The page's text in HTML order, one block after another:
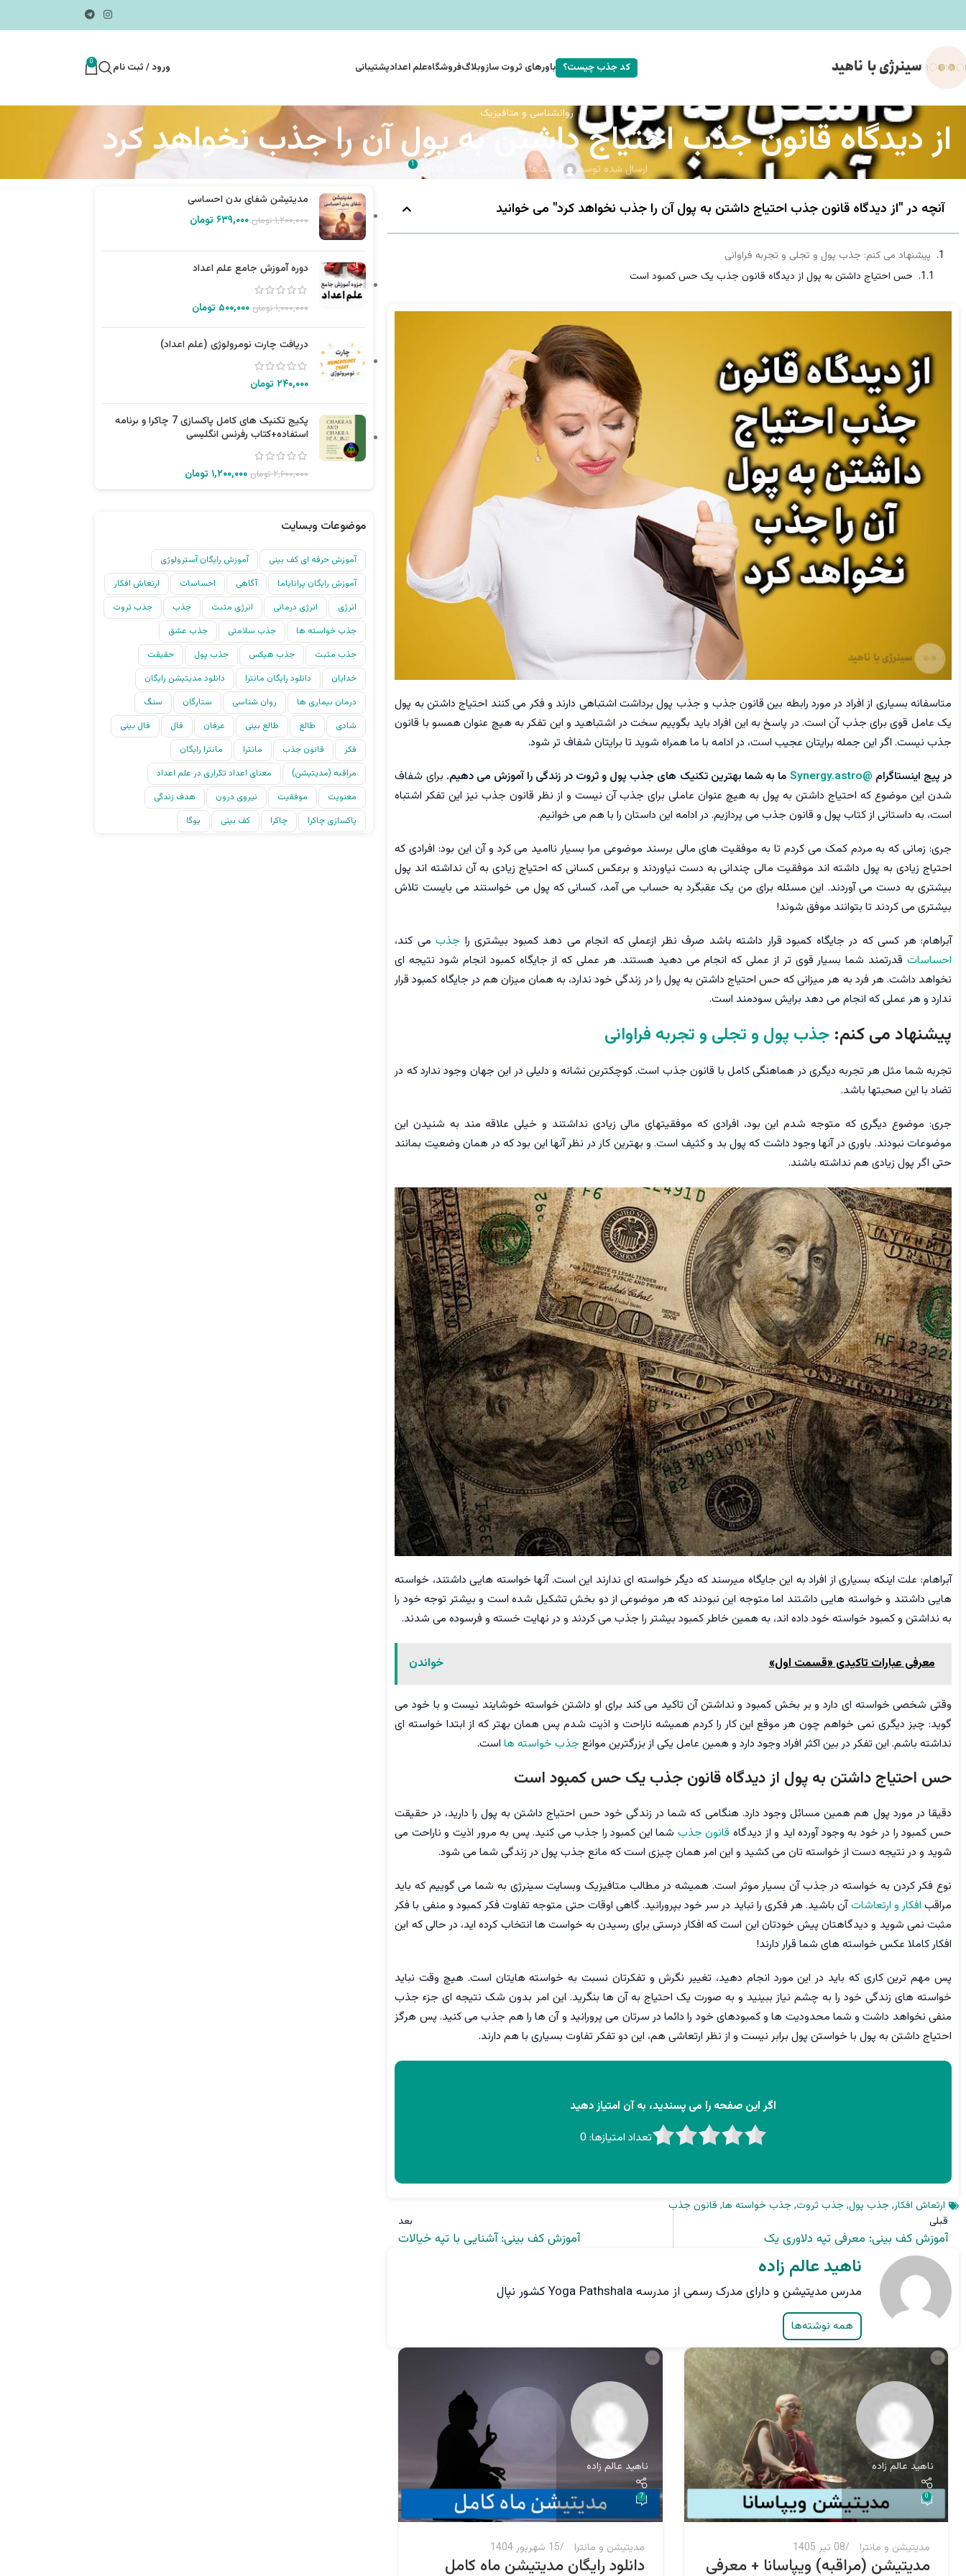
کد جذب چیست؟ باورهای ثروت سازوبلاگفروشگاهعلم اعدادپشتیبانی ورود / ثبت نام 0
روانشناسی و متافیزیک
از دیدگاه قانون جذب احتیاج داشتن به پول آن را جذب نخواهد کرد
ارسال شده توسط ناهید عالم زاده 1
آنچه در "از دیدگاه قانون جذب احتیاج داشتن به پول آن را جذب نخواهد کرد" می خوانید
پیشنهاد می کنم: جذب پول و تجلی و تجربه فراوانی
حس احتیاج داشتن به پول از دیدگاه قانون جذب یک حس کمبود است
متاسفانه بسیاری از افراد در مورد رابطه بین قانون جذب و جذب پول برداشت اشتباهی دارند و فکر می کنند احتیاج داشتن به پول
یک عامل قوی برای جذب آن است. در پاسخ به این افراد باید بگوییم سخت در اشتباهید و این تفکر به هیچ عنوان همسو با قانون
جذب نیست. اگر این جمله برایتان عجیب است، در ادامه با ما همراه شوید تا برایتان شفاف تر شود.
در پیج اینستاگرام @Synergy.astro ما به شما بهترین تکنیک های جذب پول و ثروت در زندگی را آموزش می دهیم. برای شفاف
شدن این موضوع که احتیاج داشتن به پول به هیچ عنوان عاملی برای جذب آن نیست و از نظر قانون جذب نیز این تفکر اشتباه
است، به داستانی از کتاب پول و قانون جذب می پردازیم. در ادامه این داستان را با هم می خوانیم.
جری: زمانی که به مردم کمک می کردم تا به موفقیت های مالی برسند موضوعی مرا بسیار ناامید می کرد و آن این بود: افرادی که
احتیاج زیادی به پول داشته اند موفقیت مالی چندانی به دست نیاوردند و برعکس کسانی که احتیاج زیادی به آن نداشته اند پول
بیشتری به دست می آوردند. این مسئله برای من یک عقبگرد به حساب می آمد، کسانی که پول می خواستند می بایست تلاش
بیشتری می کردند تا بتوانند موفق شوند!
آبراهام: هر کسی که در جایگاه کمبود قرار داشته باشد صرف نظر ازعملی که انجام می دهد کمبود بیشتری را جذبمی کند،
احساسات قدرتمند شما بسیار قوی تر از عملی که انجام می دهید هستند. هر عملی که از جایگاه کمبود انجام شود نتیجه ای
نخواهد داشت. هر فرد به هر میزانی که حس احتیاج داشتن به پول را در زندگی خود ندارد، به همان میزان هم در جایگاه کمبود قرار
ندارد و هر عملی که انجام می دهد برایش سودمند است.
پیشنهاد می کنم: جذب پول و تجلی و تجربه فراوانی
تجربه شما مثل هر تجربه دیگری در هماهنگی کامل با قانون جذب است. کوچکترین نشانه و دلیلی در این جهان وجود ندارد که در
تضاد با این صحبتها باشد.
جری: موضوع دیگری که متوجه شدم این بود، افرادی که موفقیتهای مالی زیادی نداشتند و خیلی علاقه مند به شنیدن این
موضوعات نبودند. باوری در آنها وجود داشت که پول بد و کثیف است. و بهترین کار در نظر آنها این بود که در همان وضعیت بمانند
حتی اگر پول زیادی هم نداشته باشند.
آبراهام: علت اینکه بسیاری از افراد به این جایگاه میرسند که دیگر خواسته ای ندارند این است. آنها خواسته هایی داشتند، خواسته
هایی داشتند و خواسته هایی داشتند اما متوجه این نبودند که هر موضوعی از دو بخش تشکیل شده است و بیشتر توجه خود را
به نداشتن و کمبود خواسته خود داده اند، به همین خاطر کمبود بیشتر را جذب می کردند و در نهایت خسته و فرسوده می شدند.
خواندن معرفی عبارات تاکیدی «قسمت اول»
وقتی شخصی خواسته ای دارد و بر بخش کمبود و نداشتن آن تاکید می کند برای او داشتن خواسته خوشایند نیست و با خود می
گوید: چیز دیگری نمی خواهم چون هر موقع این کار را کردم همیشه ناراحت و اذیت شدم پس همان بهتر که از ابتدا خواسته ای
نداشته باشم. این تفکر در بین اکثر افراد وجود دارد و همین عامل یکی از بزرگترین موانع جذب خواسته ها است.
حس احتیاج داشتن به پول از دیدگاه قانون جذب یک حس کمبود است
دقیقا در مورد پول هم همین مسائل وجود دارد. هنگامی که شما در زندگی خود حس احتیاج داشتن به پول را دارید، در حقیقت
حس کمبود را در خود به وجود آورده اید و از دیدگاه قانون جذب شما این کمبود را جذب می کنید. پس به مرور اذیت و ناراحت می
شوید و در نتیجه دست از خواسته تان می کشید و این امر همان چیزی است که مانع جذب پول در زندگی شما می شود.
نوع فکر کردن به خواسته در جذب آن بسیار موثر است. همیشه در مطالب متافیزیک وبسایت سینرژی به شما می گوییم که باید
مراقب افکار و ارتعاشاتآن باشید. هر فکری را نباید در سر خود بپرورانید. گاهی اوقات حتی متوجه تفاوت فکر کمبود و منفی با فکر
مثبت نمی شوید و دیدگاهتان پیش خودتان این است که افکار درستی برای رسیدن به خواست ها انتخاب کرده اید، در حالی که این
افکار کاملا عکس خواسته های شما قرار دارند!
پس مهم ترین کاری که باید در این مورد انجام دهید، تغییر نگرش و تفکرتان نسبت به خواسته هایتان است. هیچ وقت نباید
خواسته های زندگی خود را به چشم نیاز ببینید و به صورت یک احتیاج به آن ها بنگرید. این امر بدون شک نتیجه ای جزء جذب
منفی نخواهد داشت و شما محدودیت ها و کمبودهای خود را دائما در سرتان می پرورانید و آن ها را هم جذب می کنید. پس هرگز
احتیاج داشتن به پول با خواستن پول برابر نیست و از نظر ارتعاشی هم، این دو تفکر تفاوت بسیاری با هم دارند.
اگر این صفحه را می پسندید، به آن امتیاز دهید
تعداد امتیازها:0
ارتعاش افکار, جذب پول, جذب ثروت, جذب خواسته ها, قانون جذب
قبلی
آموزش کف بینی: معرفی تپه دلاوری یک
بعد
آموزش کف بینی: آشنایی با تپه خیالات
ناهید عالم زاده
مدرس مدیتیشن و دارای مدرک رسمی از مدرسه Yoga Pathshala کشور نپال
همه نوشته‌ها
ناهید عالم زاده
0
مدیتیشن و مانترا 08 تیر 1405
مدیتیشن (مراقبه) ویپاسانا + معرفی
ناهید عالم زاده
7
مدیتیشن و مانترا 15 شهریور 1404
دانلود رایگان مدیتیشن ماه کامل
مدیتیشن شفای بدن احساسی
۱,۲۰۰,۰۰۰تومان ۶۳۹,۰۰۰ تومان
دوره آموزش جامع علم اعداد
۱,۰۰۰,۰۰۰تومان ۵۰۰,۰۰۰ تومان
دریافت چارت نومرولوژی (علم اعداد)
۲۴۰,۰۰۰ تومان
پکیج تکنیک های کامل پاکسازی 7 چاکرا و برنامه
استفاده+کتاب رفرنس انگلیسی
۲,۶۰۰,۰۰۰تومان ۱,۲۰۰,۰۰۰ تومان
موضوعات وبسایت
آموزش حرفه ای کف بینی
آموزش رایگان آسترولوژی
آموزش رایگان پرانایاما
آگاهی احساسات
ارتعاش افکار
انرژی
انرژی درمانی انرژی مثبت جذب
جذب ثروت
جذب خواسته ها
جذب سلامتی
جذب عشق
جذب مثبت
جذب هیکس جذب پول
حقیقت
خدایان
دانلود رایگان مانترا
دانلود مدیتیشن رایگان
درمان بیماری ها
روان شناسی ستارگان
سنگ
شادی
طالع طالع بینی عرفان فال
فال بینی
فکر
قانون جذب مانترا
مانترا رایگان
مراقبه (مدیتیشن)
معنای اعداد تکراری در علم اعداد
معنویت
موفقیت نیروی درون
هدف زندگی
پاکسازی چاکرا
چاکرا کف بینی یوگا